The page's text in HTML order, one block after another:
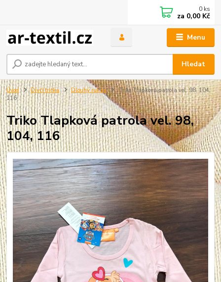
Menu
Hledat
0 ks
za 0,00 Kč
Úvod Dívčí trička Dlouhý rukáv
Triko Tlapková patrola vel. 98, 104,
116
Triko Tlapková patrola vel. 98,
104, 116